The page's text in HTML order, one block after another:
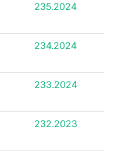
235.2024
234.2024
233.2024
232.2023